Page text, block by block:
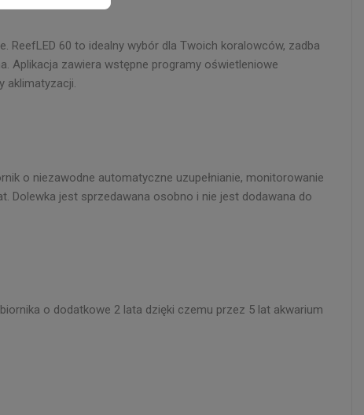
60 to idealny wybór dla Twoich koralowców, zadba
Aplikacja zawiera wstępne programy oświetleniowe
aklimatyzacji.
o niezawodne automatyczne uzupełnianie, monitorowanie
Dolewka jest sprzedawana osobno i nie jest dodawana do
o dodatkowe 2 lata dzięki czemu przez 5 lat akwarium